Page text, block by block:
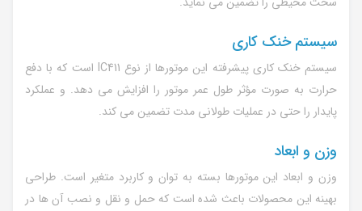
سیستم خنک کاری
سیستم خنک کاری پیشرفته این موتورها از نوع IC411 است که با دفع
حرارت به صورت مؤثر طول عمر موتور را افزایش می دهد. و عملکرد
پایدار را حتی در عملیات طولانی مدت تضمین می کند.
وزن و ابعاد
وزن و ابعاد این موتورها بسته به توان و کاربرد متغیر است. طراحی
بهینه این محصولات باعث شده است که حمل و نقل و نصب آن ها در